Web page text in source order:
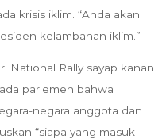
krisis iklim. “Anda akan
kelambanan iklim.”
National Rally sayap kanan
parlemen bahwa
negara anggota dan
“siapa yang masuk